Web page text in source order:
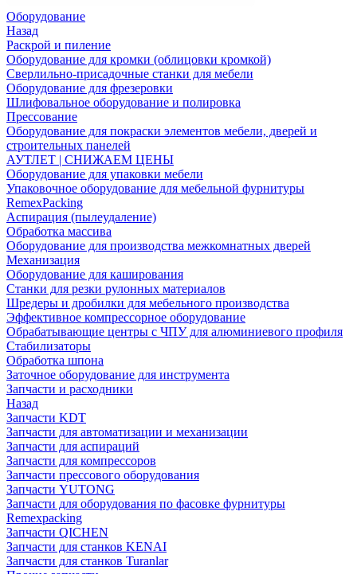
Оборудование
Назад
Раскрой и пиление
Оборудование для кромки (облицовки кромкой)
Сверлильно-присадочные станки для мебели
Оборудование для фрезеровки
Шлифовальное оборудование и полировка
Прессование
Оборудование для покраски элементов мебели, дверей и
строительных панелей
АУТЛЕТ | СНИЖАЕМ ЦЕНЫ
Оборудование для упаковки мебели
Упаковочное оборудование для мебельной фурнитуры
RemexPacking
Аспирация (пылеудаление)
Обработка массива
Оборудование для производства межкомнатных дверей
Механизация
Оборудование для каширования
Станки для резки рулонных материалов
Шредеры и дробилки для мебельного производства
Эффективное компрессорное оборудование
Обрабатывающие центры с ЧПУ для алюминиевого профиля
Стабилизаторы
Обработка шпона
Заточное оборудование для инструмента
Запчасти и расходники
Назад
Запчасти KDT
Запчасти для автоматизации и механизации
Запчасти для аспираций
Запчасти для компрессоров
Запчасти прессового оборудования
Запчасти YUTONG
Запчасти для оборудования по фасовке фурнитуры
Remexpacking
Запчасти QICHEN
Запчасти для станков KENAI
Запчасти для станков Turanlar